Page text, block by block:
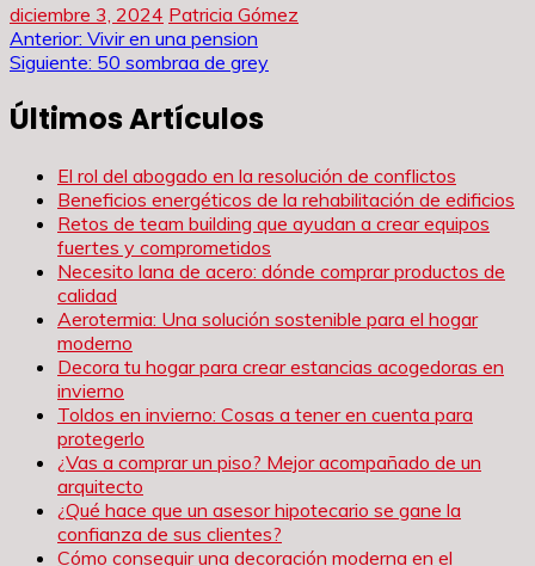
diciembre 3, 2024 Patricia Gómez
Navegación
entradas
Anterior: Vivir en una pension
Siguiente: 50 sombraa de grey
Últimos Artículos
El rol del abogado en la resolución de conflictos
Beneficios energéticos de la rehabilitación de edificios
Retos de team building que ayudan a crear equipos
fuertes y comprometidos
Necesito lana de acero: dónde comprar productos de
calidad
Aerotermia: Una solución sostenible para el hogar
moderno
Decora tu hogar para crear estancias acogedoras en
invierno
Toldos en invierno: Cosas a tener en cuenta para
protegerlo
¿Vas a comprar un piso? Mejor acompañado de un
arquitecto
¿Qué hace que un asesor hipotecario se gane la
confianza de sus clientes?
Cómo conseguir una decoración moderna en el